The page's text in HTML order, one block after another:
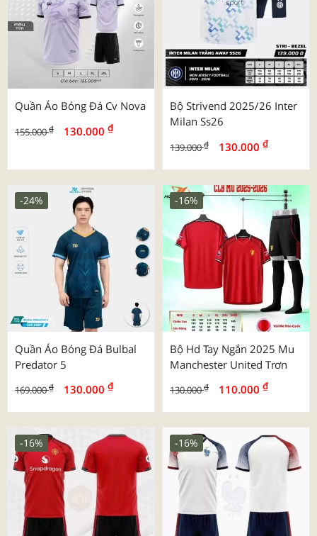
Quần Áo Bóng Đá Cv Nova
155.000₫ 130.000 ₫
Bộ Strivend 2025/26 Inter
Milan Ss26
139.000₫ 130.000 ₫
Quần Áo Bóng Đá Bulbal
Predator 5
169.000₫ 130.000 ₫
-24%
Bộ Hd Tay Ngắn 2025 Mu
Manchester United Trơn
130.000₫ 110.000 ₫
-16%
-16% -16%